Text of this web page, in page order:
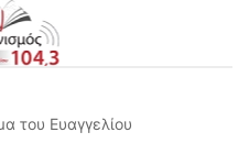
του Ευαγγελίου